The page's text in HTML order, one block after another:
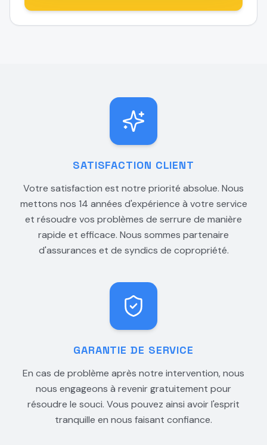
SATISFACTION CLIENT
Votre satisfaction est notre priorité absolue. Nous
mettons nos 14 années d'expérience à votre service
et résoudre vos problèmes de serrure de manière
rapide et efficace. Nous sommes partenaire
d'assurances et de syndics de copropriété.
GARANTIE DE SERVICE
En cas de problème après notre intervention, nous
nous engageons à revenir gratuitement pour
résoudre le souci. Vous pouvez ainsi avoir l'esprit
tranquille en nous faisant confiance.